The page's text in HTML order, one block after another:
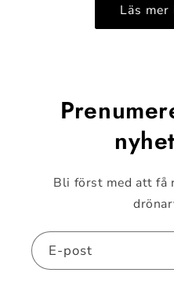
Läs mer
Bli först med att få
E-post